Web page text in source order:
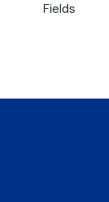
Fields